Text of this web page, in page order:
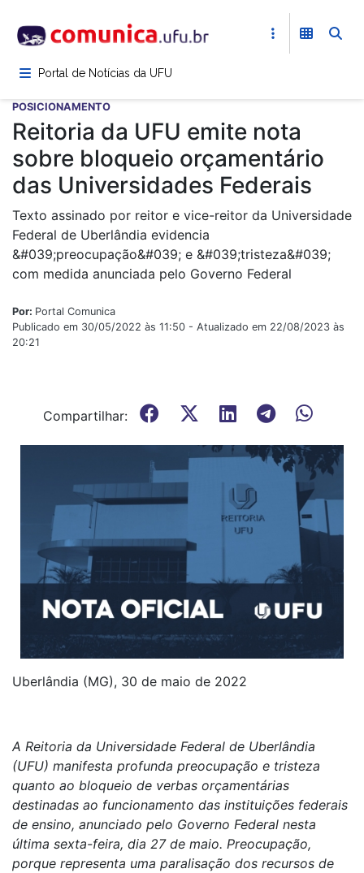
para
conteúdoPortal de Notícias da UFU
POSICIONAMENTO
Reitoria da UFU emite nota
sobre bloqueio orçamentário
das Universidades Federais
Texto assinado por reitor e vice-reitor da Universidade
Federal de Uberlândia evidencia
&#039;preocupação&#039; e &#039;tristeza&#039;
com medida anunciada pelo Governo Federal
Por: Portal Comunica
Publicado em 30/05/2022 às 11:50 - Atualizado em 22/08/2023 às
20:21
Compartilhar:
Uberlândia (MG), 30 de maio de 2022
A Reitoria da Universidade Federal de Uberlândia
(UFU) manifesta profunda preocupação e tristeza
quanto ao bloqueio de verbas orçamentárias
destinadas ao funcionamento das instituições federais
de ensino, anunciado pelo Governo Federal nesta
última sexta-feira, dia 27 de maio. Preocupação,
porque representa uma paralisação dos recursos de